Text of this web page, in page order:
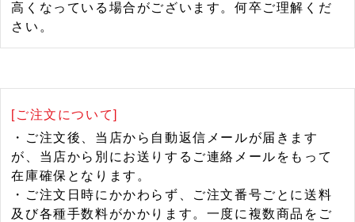
高くなっている場合がございます。何卒ご理解くだ
さい。
[ご注文について]
・ご注文後、当店から自動返信メールが届きます
が、当店から別にお送りするご連絡メールをもって
在庫確保となります。
・ご注文日時にかかわらず、ご注文番号ごとに送料
及び各種手数料がかかります。一度に複数商品をご